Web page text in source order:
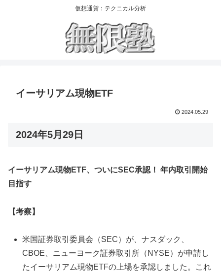
仮想通貨：テクニカル分析
イーサリアム現物ETF
2024.05.29
2024年5月29日
イーサリアム現物ETF、ついにSEC承認！ 年内取引開始
目指す
【考察】
米国証券取引委員会（SEC）が、ナスダック、
CBOE、ニューヨーク証券取引所（NYSE）が申請し
たイーサリアム現物ETFの上場を承認しました。これ